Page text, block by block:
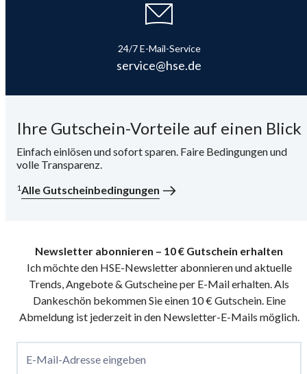
24/7 E-Mail-Service
service@hse.de
Ihre Gutschein-Vorteile auf einen Blick
Einfach einlösen und sofort sparen. Faire Bedingungen und
volle Transparenz.
1Alle Gutscheinbedingungen
Newsletter abonnieren – 10 € Gutschein erhalten
Ich möchte den HSE-Newsletter abonnieren und aktuelle
Trends, Angebote & Gutscheine per E-Mail erhalten. Als
Dankeschön bekommen Sie einen 10 € Gutschein. Eine
Abmeldung ist jederzeit in den Newsletter-E-Mails möglich.
E-Mail-Adresse eingeben